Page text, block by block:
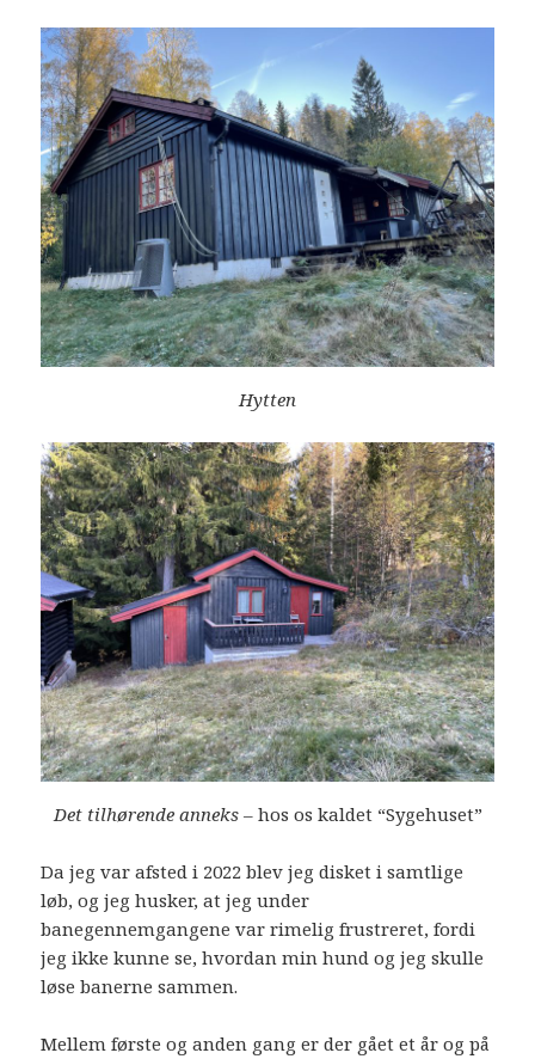
Hytten
Det tilhørende anneks– hos os kaldet “Sygehuset”
Da jeg var afsted i 2022 blev jeg disket i samtlige
løb, og jeg husker, at jeg under
banegennemgangene var rimelig frustreret, fordi
jeg ikke kunne se, hvordan min hund og jeg skulle
løse banerne sammen.
Mellem første og anden gang er der gået et år og på